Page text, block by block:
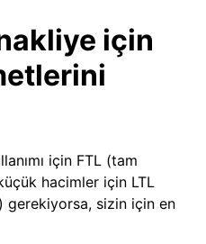
için
için FTL (tam
hacimler için LTL
gerekiyorsa, sizin için en